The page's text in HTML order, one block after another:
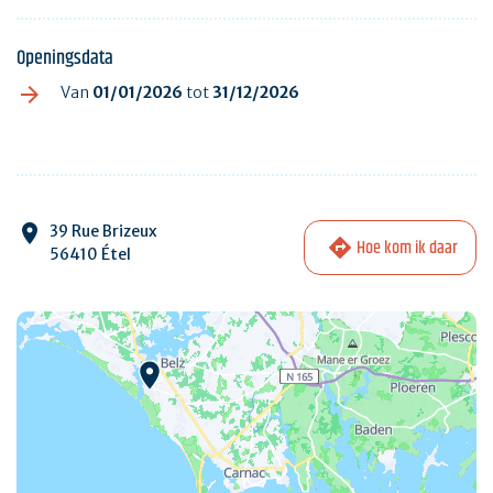
Openingsdata
Van 01/01/2026 tot31/12/2026
39 Rue Brizeux
56410 Étel
Hoe kom ik daar